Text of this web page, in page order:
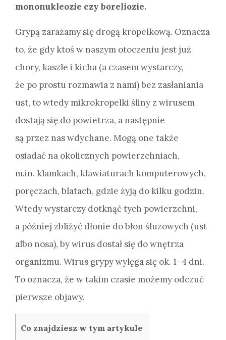
mononukleozie czy boreliozie.
Grypą zarażamy się drogą kropelkową. Oznacza
to, że gdy ktoś w naszym otoczeniu jest już
chory, kaszle i kicha (a czasem wystarczy,
że po prostu rozmawia z nami) bez zasłaniania
ust, to wtedy mikrokropelki śliny z wirusem
dostają się do powietrza, a następnie
są przez nas wdychane. Mogą one także
osiadać na okolicznych powierzchniach,
m.in. klamkach, klawiaturach komputerowych,
poręczach, blatach, gdzie żyją do kilku godzin.
Wtedy wystarczy dotknąć tych powierzchni,
a później zbliżyć dłonie do błon śluzowych (ust
albo nosa), by wirus dostał się do wnętrza
organizmu. Wirus grypy wylęga się ok. 1–4 dni.
To oznacza, że w takim czasie możemy odczuć
pierwsze objawy.
Co znajdziesz w tym artykule